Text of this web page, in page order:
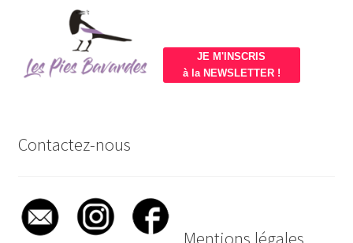
JE M'INSCRIS
à la NEWSLETTER !
Contactez-nous
Mentions légales